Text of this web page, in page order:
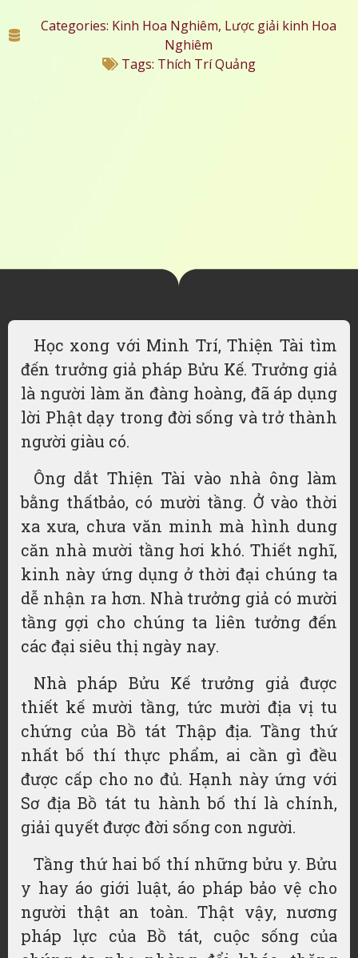
Categories: Kinh Hoa Nghiêm, Lược giải kinh Hoa
Nghiêm
Tags: Thích Trí Quảng
Học xong với Minh Trí, Thiện Tài tìm
đến trưởng giả pháp Bửu Kế. Trưởng giả
là người làm ăn đàng hoàng, đã áp dụng
lời Phật dạy trong đời sống và trở thành
người giàu có.
Ông dắt Thiện Tài vào nhà ông làm
bằng thấtbảo, có mười tầng. Ở vào thời
xa xưa, chưa văn minh mà hình dung
căn nhà mười tầng hơi khó. Thiết nghĩ,
kinh này ứng dụng ở thời đại chúng ta
dễ nhận ra hơn. Nhà trưởng giả có mười
tầng gợi cho chúng ta liên tưởng đến
các đại siêu thị ngày nay.
Nhà pháp Bửu Kế trưởng giả được
thiết kế mười tầng, tức mười địa vị tu
chứng của Bồ tát Thập địa. Tầng thứ
nhất bố thí thực phẩm, ai cần gì đều
được cấp cho no đủ. Hạnh này ứng với
Sơ địa Bồ tát tu hành bố thí là chính,
giải quyết được đời sống con người.
Tầng thứ hai bố thí những bửu y. Bửu
y hay áo giới luật, áo pháp bảo vệ cho
người thật an toàn. Thật vậy, nương
pháp lực của Bồ tát, cuộc sống của